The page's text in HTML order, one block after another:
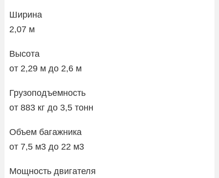
Ширина
2,07 м
Высота
от 2,29 м до 2,6 м
Грузоподъемность
от 883 кг до 3,5 тонн
Объем багажника
от 7,5 м3 до 22 м3
Мощность двигателя